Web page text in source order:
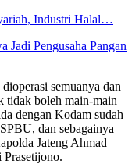
Industri Halal…
Jadi Pengusaha Pangan
semuanya dan
tidak boleh main-main
dengan Kodam sudah
dan sebagainya
Jateng Ahmad